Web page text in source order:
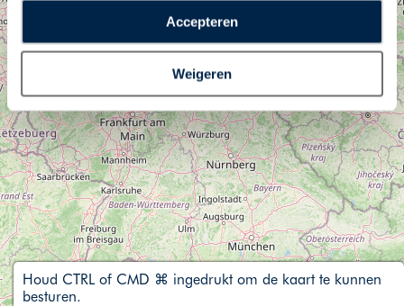
plaatsen van alle hierboven beschreven cookies en
technologieën, waarmee persoonlijke gegevens kunnen
worden verzameld. Indien u kiest voor “Weigeren”
plaatsen wij enkel functionele cookies, en zal er geen
sprake zijn van gepersonaliseerde content.
Accepteren
Weigeren
Houd CTRL of CMD ⌘ ingedrukt om de kaart te kunnen
besturen.